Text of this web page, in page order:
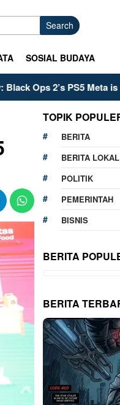
Search
SOSIAL BUDAYA
PS5 Meta is Already
TOPIK
BERITA
BERITA LOKAL
POLITIK
PEMERINTAH
BISNIS
BERITA
BERITA